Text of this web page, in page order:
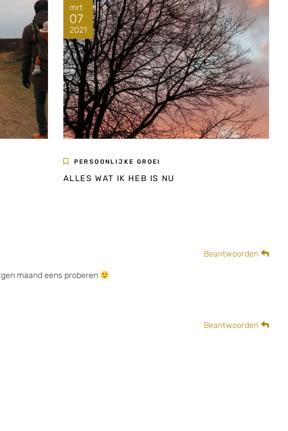
mrt
07
2021
PERSOONLIJKE GROEI
ALLES WAT IK HEB IS NU
Beantwoorden
maand eens proberen
Beantwoorden